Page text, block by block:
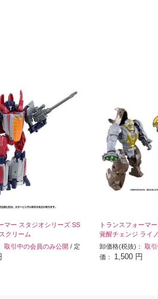
マー スタジオシリーズ SS
クリーム
取引中の会員のみ公開 / 定
トランスフォーマ
覚醒チェンジ ライ
卸価格(税抜)： 取
価： 1,500 円